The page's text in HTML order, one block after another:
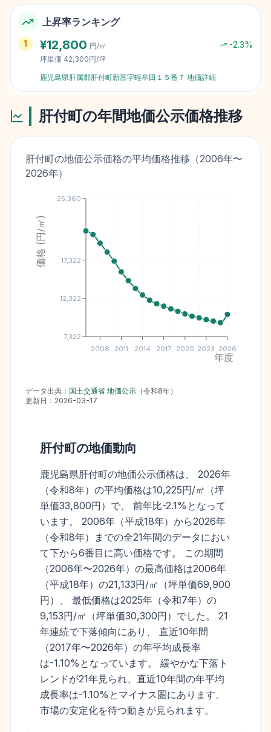
上昇率ランキング
1 ¥12,800 円/㎡ -2.3%
坪単価 42,300円/坪
鹿児島県肝属郡肝付町新富字蛭牟田１５番７ 地価詳細
肝付町の年間地価公示価格推移
肝付町の地価公示価格の平均価格推移（2006年〜
2026年）
2008 2011 2014 2017 2020 2023 2026
年度
7,322
12,322
17,322
25,360
価格 (円/㎡)
データ出典： 国土交通省 地価公示 （令和8年）
更新日： 2026-03-17
肝付町の地価動向
鹿児島県肝付町の地価公示価格は、 2026年
（令和8年）の平均価格は10,225円/㎡（坪
単価33,800円）で、 前年比-2.1%となって
います。 2006年（平成18年）から2026年
（令和8年）までの全21年間のデータにおい
て下から6番目に高い価格です。 この期間
（2006年〜2026年）の最高価格は2006年
（平成18年）の21,133円/㎡（坪単価69,900
円）、 最低価格は2025年（令和7年）の
9,153円/㎡（坪単価30,300円）でした。 21
年連続で下落傾向にあり、 直近10年間
（2017年〜2026年）の年平均成長率
は-1.10%となっています。 緩やかな下落ト
レンドが21年見られ、直近10年間の年平均
成長率は-1.10%とマイナス圏にあります。
市場の安定化を待つ動きが見られます。